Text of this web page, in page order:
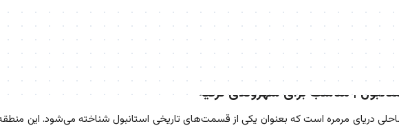
|مناسب برای شهروندی ترکیه
دریای مرمره است که بعنوان یکی از قسمت‌های تاریخی استانبول شناخته می‌شود. این